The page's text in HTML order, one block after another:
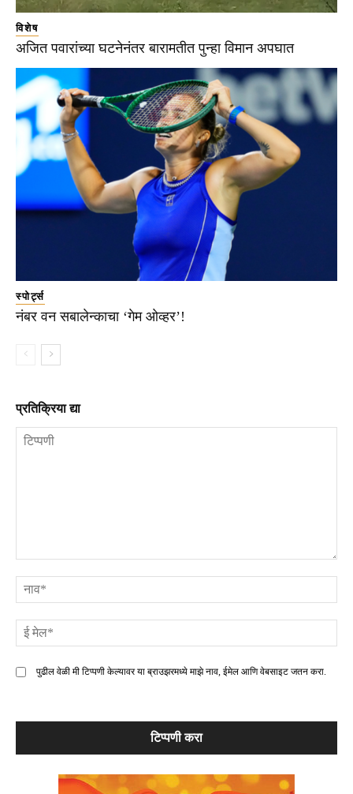
विशेष
अजित पवारांच्या घटनेनंतर बारामतीत पुन्हा विमान अपघात
स्पोर्ट्स
नंबर वन सबालेन्काचा ‘गेम ओव्हर’!
प्रतिक्रिया द्या
पुढील वेळी मी टिप्पणी केल्यावर या ब्राउझरमध्ये माझे नाव, ईमेल आणि वेबसाइट जतन करा.